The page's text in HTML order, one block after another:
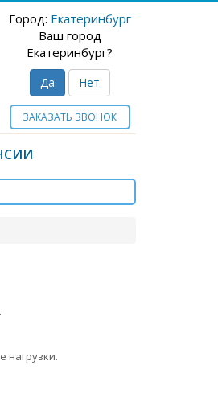
Город: Екатеринбург
Ваш город
Екатеринбург?
Да Нет
ЗАКАЗАТЬ ЗВОНОК
нагрузки.